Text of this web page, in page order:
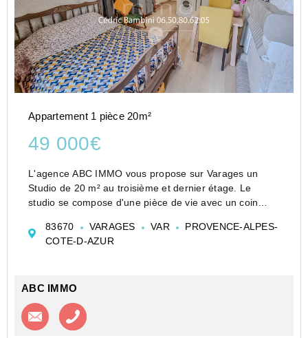
Appartement 1 pièce 20m²
49 000€
L'agence ABC IMMO vous propose sur Varages un
Studio de 20 m² au troisième et dernier étage. Le
studio se compose d'une pièce de vie avec un coin
vendu loué 395 Euro HC + 60 Euro de charges....
83670 VARAGES VAR
PROVENCE-ALPES-
COTE-D-AZUR
ABC IMMO
Contacter l'agence